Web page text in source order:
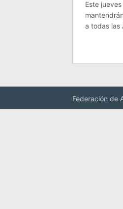
Este
a todas las
Federación de